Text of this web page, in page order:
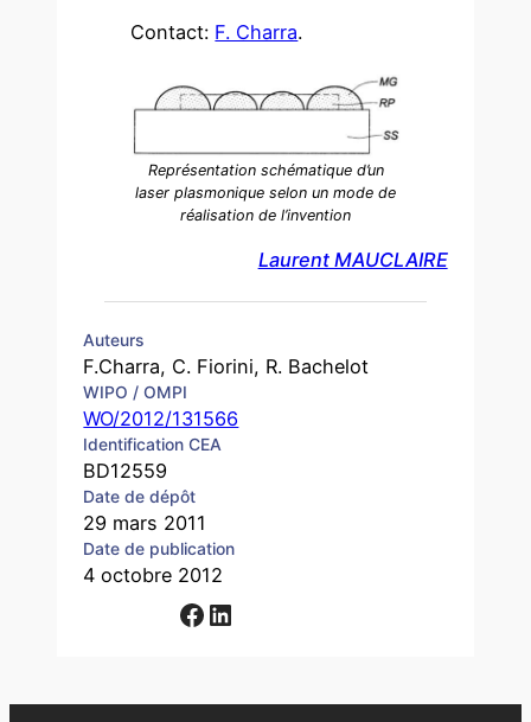
Auteurs
F.Charra, C. Fiorini, R. Bachelot
WIPO / OMPI
WO/2012/131566
Identification CEA
BD12559
Date de dépôt
29 mars 2011
Date de publication
4 octobre 2012
Facebook LinkedIn
Contact: F. Charra.
Représentation schématique d’un
laser plasmonique selon un mode de
réalisation de l’invention
Laurent MAUCLAIRE